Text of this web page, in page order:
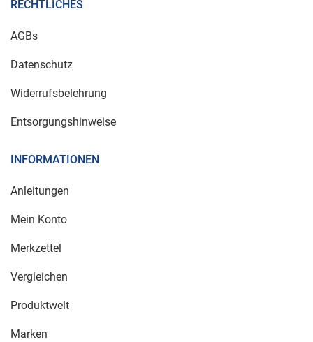
RECHTLICHES
AGBs
Datenschutz
Widerrufsbelehrung
Entsorgungshinweise
INFORMATIONEN
Anleitungen
Mein Konto
Merkzettel
Vergleichen
Produktwelt
Marken